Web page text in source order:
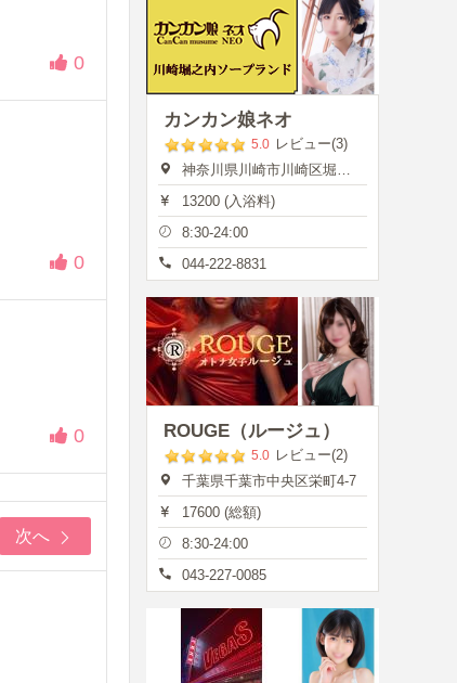
0
0
0
次へ
カンカン娘ネオ
5.0 レビュー(3)
神奈川県川崎市川崎区堀之内町13
13200 (入浴料)
8:30-24:00
044-222-8831
ROUGE（ルージュ）
5.0 レビュー(2)
千葉県千葉市中央区栄町4-7
17600 (総額)
8:30-24:00
043-227-0085